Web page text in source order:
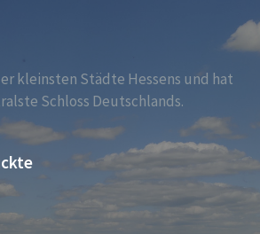
kleinsten Städte Hessens und hat
Schloss Deutschlands.